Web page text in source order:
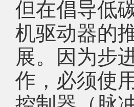
但在倡导低
机驱动器的
展。因为步
作，必须使